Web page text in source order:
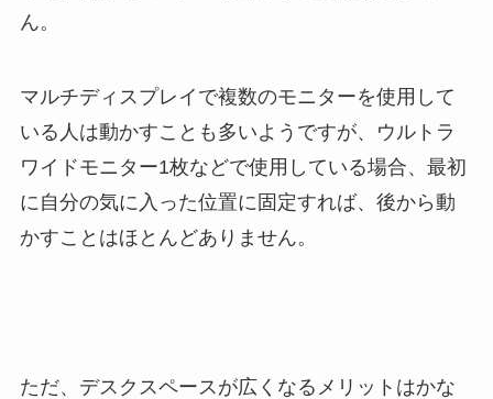
ん。
マルチディスプレイで複数のモニターを使用して
いる人は動かすことも多いようですが、ウルトラ
ワイドモニター1枚などで使用している場合、最初
に自分の気に入った位置に固定すれば、後から動
かすことはほとんどありません。
ただ、デスクスペースが広くなるメリットはかな